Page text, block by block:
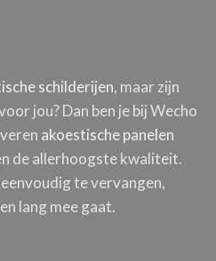
schilderijen, maar zijn
jou? Dan ben je bij Wecho
akoestische panelen
de allerhoogste kwaliteit.
te vervangen,
lang mee gaat.